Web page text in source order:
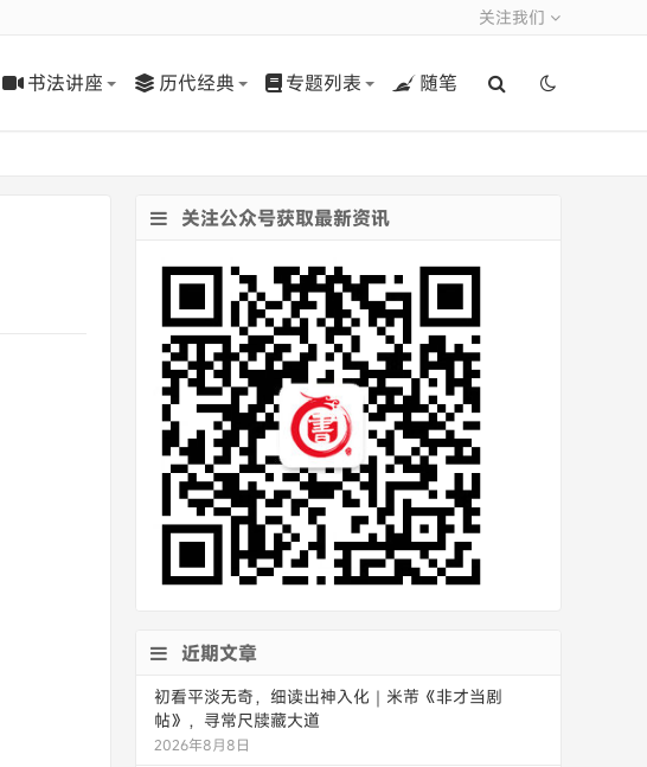
关注我们
书法讲座 历代经典 专题列表 随笔
关注公众号获取最新资讯
近期文章
初看平淡无奇，细读出神入化｜米芾《非才当剧
帖》，寻常尺牍藏大道
2026年8月8日